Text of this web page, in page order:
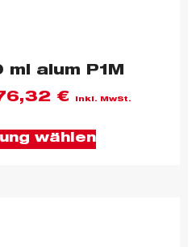
alum P1M
€ inkl. MwSt.
wählen